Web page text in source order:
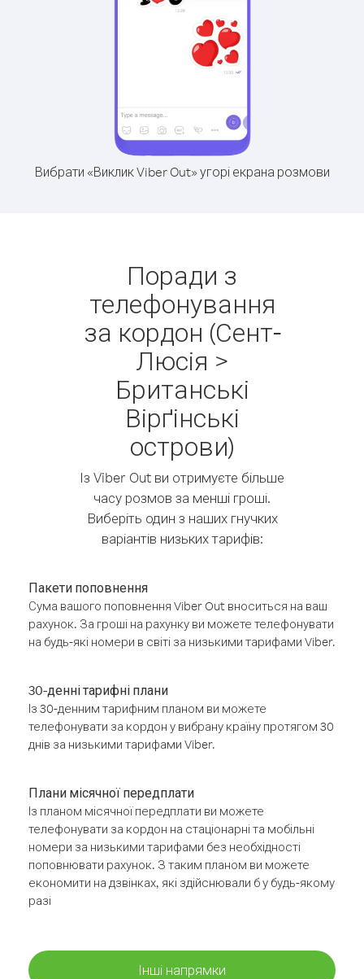
Вибрати «Виклик Viber Out» угорі екрана розмови
Поради з
телефонування
за кордон (Сент-
Люсія >
Британські
Вірґінські
острови)
Із Viber Out ви отримуєте більше
часу розмов за менші гроші.
Виберіть один з наших гнучких
варіантів низьких тарифів:
Пакети поповнення
Сума вашого поповнення Viber Out вноситься на ваш
рахунок. За гроші на рахунку ви можете телефонувати
на будь-які номери в світі за низькими тарифами Viber.
30-денні тарифні плани
Із 30-денним тарифним планом ви можете
телефонувати за кордон у вибрану країну протягом 30
днів за низькими тарифами Viber.
Плани місячної передплати
Із планом місячної передплати ви можете
телефонувати за кордон на стаціонарні та мобільні
номери за низькими тарифами без необхідності
поповнювати рахунок. З таким планом ви можете
економити на дзвінках, які здійснювали б у будь-якому
разі
Інші напрямки